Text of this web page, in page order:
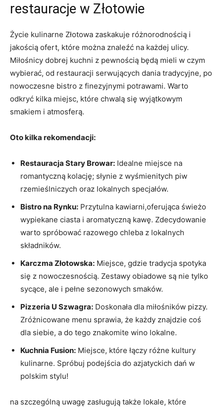
restauracje w Złotowie
Życie kulinarne Złotowa zaskakuje różnorodnością i
jakością ofert, które można znaleźć na każdej ulicy.
Miłośnicy dobrej kuchni z pewnością będą mieli w czym
wybierać, od restauracji serwujących dania tradycyjne, po
nowoczesne bistro z finezyjnymi potrawami. Warto
odkryć kilka miejsc, które chwalą się wyjątkowym
smakiem i atmosferą.
Oto kilka rekomendacji:
Restauracja Stary Browar: Idealne miejsce na
romantyczną kolację; słynie z wyśmienitych piw
rzemieślniczych oraz lokalnych specjałów.
Bistro na Rynku: Przytulna kawiarni,oferująca świeżo
wypiekane ciasta i aromatyczną kawę. Zdecydowanie
warto spróbować razowego chleba z lokalnych
składników.
Karczma Złotowska: Miejsce, gdzie tradycja spotyka
się z nowoczesnością. Zestawy obiadowe są nie tylko
sycące, ale i pełne sezonowych smaków.
Pizzeria U Szwagra: Doskonała dla miłośników pizzy.
Zróżnicowane menu sprawia, że każdy znajdzie coś
dla siebie, a do tego znakomite wino lokalne.
Kuchnia Fusion: Miejsce, które łączy różne kultury
kulinarne. Spróbuj podejścia do azjatyckich dań w
polskim stylu!
na szczególną uwagę zasługują także lokale, które